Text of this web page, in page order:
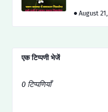
August
एक टिप्पणी भेजें
0 टिप्पणियाँ